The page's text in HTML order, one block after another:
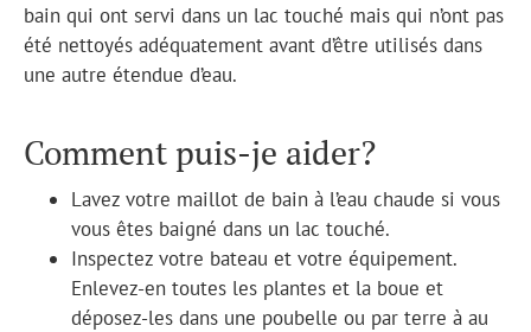
bain qui ont servi dans un lac touché mais qui n’ont pas
été nettoyés adéquatement avant d’être utilisés dans
une autre étendue d’eau.
Comment puis-je aider?
Lavez votre maillot de bain à l’eau chaude si vous
vous êtes baigné dans un lac touché.
Inspectez votre bateau et votre équipement.
Enlevez-en toutes les plantes et la boue et
déposez-les dans une poubelle ou par terre à au